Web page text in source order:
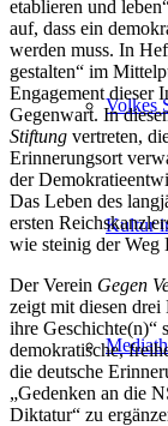
Volkes
Kultur
etablieren und
auf, dass ein
werden muss. In
gestalten“ im
Engagement dieser
Gegenwart. In
Stiftung vertreten,
Erinnerungsort
der
Das Leben des
ersten
wie steinig der Weg
Der Verein Gegen
zeigt mit diesen
ihre Geschichte(n)“
demokratische,
die deutsche
„Gedenken an die
Diktatur“ zu